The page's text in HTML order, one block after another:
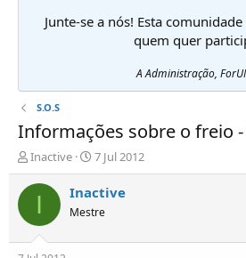
Junte-se a nós! Esta
quem quer
A Administração,
S.O.S
Informações sobre o freio
I
n
i
i
Inactive
D
a
t
d
7 Jul 2012
I Inactive
Mestre